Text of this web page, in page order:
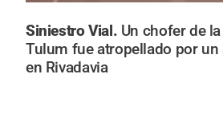
Siniestro Vial. Un chofer de la
Tulum fue atropellado por un
en Rivadavia